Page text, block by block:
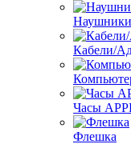
Кабели/
Часы
Флешка